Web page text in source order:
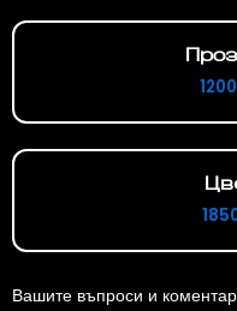
Вашите въпроси и